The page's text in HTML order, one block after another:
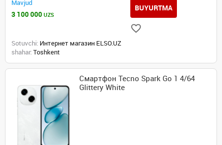
Mavjud
3 100 000 UZS
BUYURTMA
Sotuvchi: Интернет магазин ELSO.UZ
shahar: Toshkent
Смартфон Tecno Spark Go 1 4/64
Glittery White